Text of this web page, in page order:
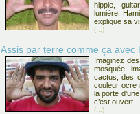
hippie,
lumière,
explique sa
(...)
Assis par terre comme ça avec
Imaginez
mosquée,
cactus, des
couleur ocre
la porte
c’est ouvert...
(...)